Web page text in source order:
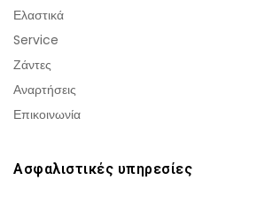
Ελαστικά
Service
Ζάντες
Αναρτήσεις
Επικοινωνία
Ασφαλιστικές υπηρεσίες